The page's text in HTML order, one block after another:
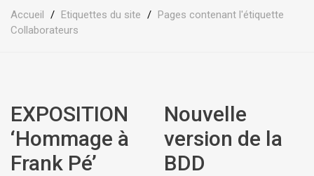
Accueil / Etiquettes du site / Pages contenant l'étiquette
Collaborateurs
EXPOSITION
‘Hommage à
Frank Pé’
Nouvelle
version de la
BDD